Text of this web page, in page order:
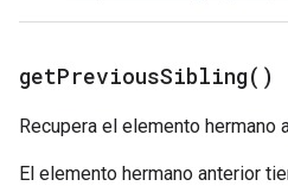
getPreviousSibling( )
Recupera el elemento hermano
El elemento hermano anterior